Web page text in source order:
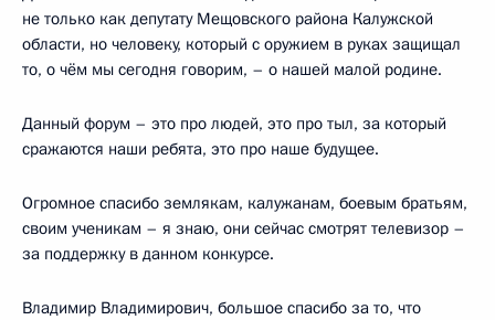
не только как депутату Мещовского района Калужской
области, но человеку, который с оружием в руках защищал
то, о чём мы сегодня говорим, – о нашей малой родине.
Данный форум – это про людей, это про тыл, за который
сражаются наши ребята, это про наше будущее.
Огромное спасибо землякам, калужанам, боевым братьям,
своим ученикам – я знаю, они сейчас смотрят телевизор –
за поддержку в данном конкурсе.
Владимир Владимирович, большое спасибо за то, что